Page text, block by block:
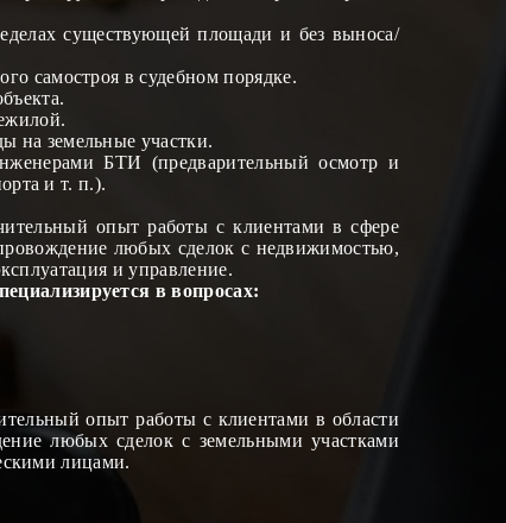
существующей площади и без выноса/
самостроя в судебном порядке.
.
на земельные участки.
БТИ (предварительный осмотр и
и т. п.).
опыт работы с клиентами в сфере
любых сделок с недвижимостью,
и управление.
в вопросах:
опыт работы с клиентами в области
любых сделок с земельными участками
лицами.